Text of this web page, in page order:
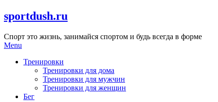
Skip
to
sportdush.ru
Спорт это жизнь, занимайся спортом и будь всегда в форме
Menu
Тренировки
Тренировки для дома
Тренировки для мужчин
Тренировки для женщин
Бег